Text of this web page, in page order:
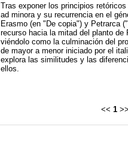
Tras exponer los principios
ad minora y su recurrencia en el
Erasmo (en "De copia") y Petrarca
recurso hacia la mitad del planto
viéndolo como la culminación del
de mayor a menor iniciado por el
explora las similitudes y las
ellos.
<< 1 >>